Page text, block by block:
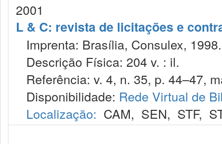
2001
L & C: revista de licitações e
Imprenta: Brasília, Consulex, 1998.
Descrição Física: 204 v. : il.
Referência: v. 4, n. 35, p. 44–47,
Disponibilidade: Rede Virtual de
Localização: CAM, SEN, STF,